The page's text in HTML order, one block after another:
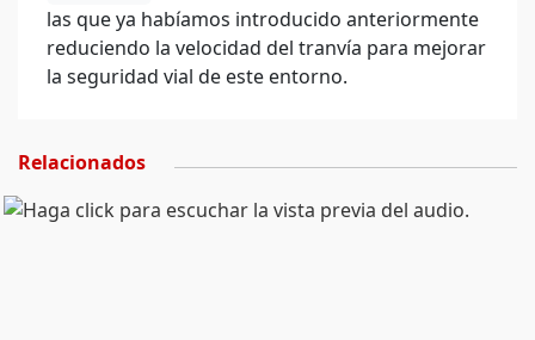
las que ya habíamos introducido anteriormente
reduciendo la velocidad del tranvía para mejorar
la seguridad vial de este entorno.
Relacionados